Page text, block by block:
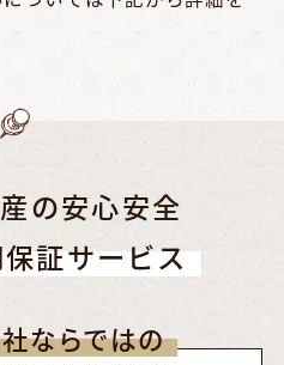
の安心安全
証サービス
ならではの